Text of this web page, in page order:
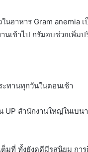
อาหาร Gram anemia
นเข้าไป กรัมอบช่วยเพิ่ม
ทานทุกวันในตอนเช้า
สำนักงานใหญ่ในเบนา
ต็มที่ ทั้งยังดูดีมีรสนิยม กา